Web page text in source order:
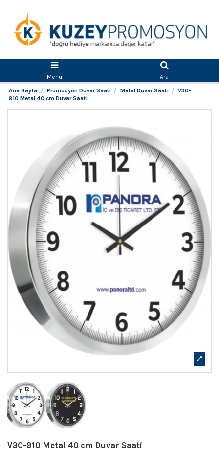
Menu
Ara
Ana Sayfa
Promosyon Duvar Saati Metal Duvar Saati
V30-
910 Metal 40 cm Duvar Saati
V30-910 Metal 40 cm Duvar Saati